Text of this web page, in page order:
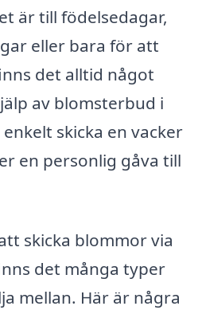
är till födelsedagar,
eller bara för att
det alltid något
av blomsterbud i
skicka en vacker
en personlig gåva till
skicka blommor via
det många typer
mellan. Här är några